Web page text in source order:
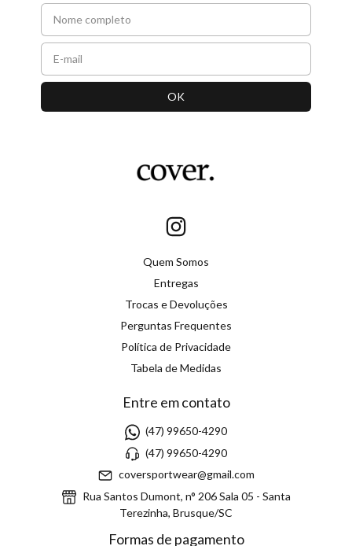
Quem Somos
Entregas
Trocas e Devoluções
Perguntas Frequentes
Política de Privacidade
Tabela de Medidas
Entre em contato
(47) 99650-4290
(47) 99650-4290
coversportwear@gmail.com
Rua Santos Dumont, n° 206 Sala 05 - Santa
Terezinha, Brusque/SC
Formas de pagamento